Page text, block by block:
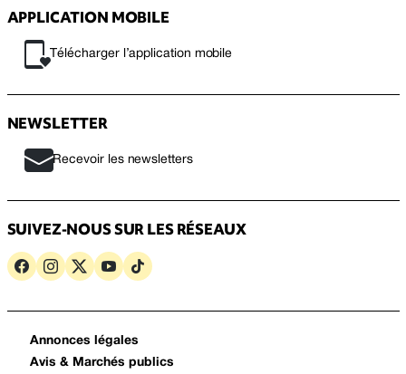
APPLICATION MOBILE
Télécharger l’application mobile
NEWSLETTER
Recevoir les newsletters
SUIVEZ-NOUS SUR LES RÉSEAUX
Annonces légales
Avis & Marchés publics